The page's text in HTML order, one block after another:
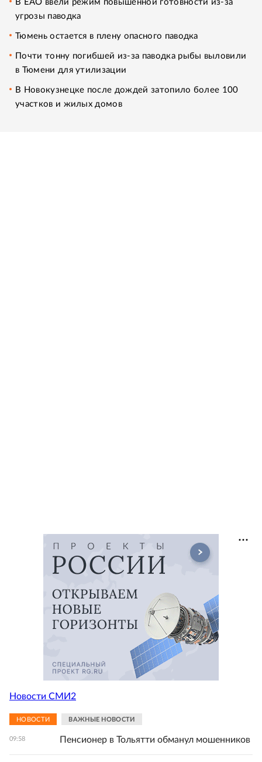
В ЕАО ввели режим повышенной готовности из-за
угрозы паводка
Тюмень остается в плену опасного паводка
Почти тонну погибшей из-за паводка рыбы выловили
в Тюмени для утилизации
В Новокузнецке после дождей затопило более 100
участков и жилых домов
Новости СМИ2
НОВОСТИ ВАЖНЫЕ НОВОСТИ
09:58 Пенсионер в Тольятти обманул мошенников